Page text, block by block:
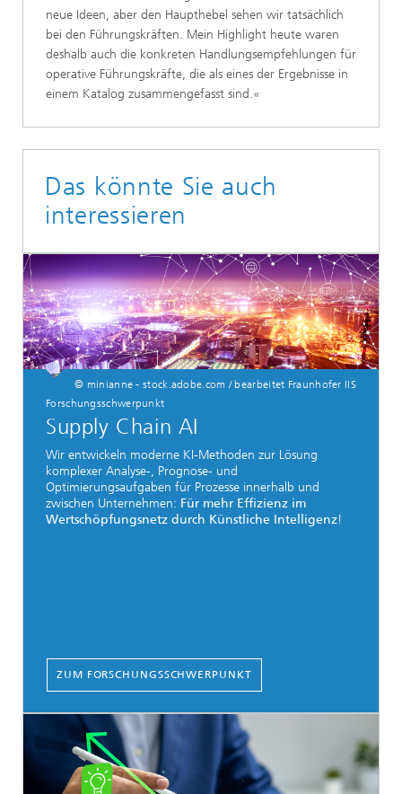
neue Ideen, aber den Haupthebel sehen wir tatsächlich
bei den Führungskräften. Mein Highlight heute waren
deshalb auch die konkreten Handlungsempfehlungen für
operative Führungskräfte, die als eines der Ergebnisse in
einem Katalog zusammengefasst sind.«
Das könnte Sie auch
interessieren
© minianne - stock.adobe.com / bearbeitet Fraunhofer IIS
Forschungsschwerpunkt
Supply Chain AI
Wir entwickeln moderne KI-Methoden zur Lösung
komplexer Analyse-, Prognose- und
Optimierungsaufgaben für Prozesse innerhalb und
zwischen Unternehmen: Für mehr Effizienz im
Wertschöpfungsnetz durch Künstliche Intelligenz!
ZUM FORSCHUNGSSCHWERPUNKT